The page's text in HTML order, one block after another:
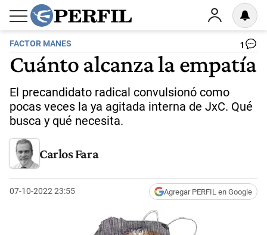
FACTOR MANES 1
Cuánto alcanza la empatía
El precandidato radical convulsionó como
pocas veces la ya agitada interna de JxC. Qué
busca y qué necesita.
Carlos Fara
07-10-2022 23:55 Agregar PERFIL en Google